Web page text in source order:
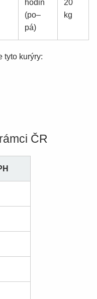
hodin
(po–
pá)
20
kg
tyto kurýry:
ČR